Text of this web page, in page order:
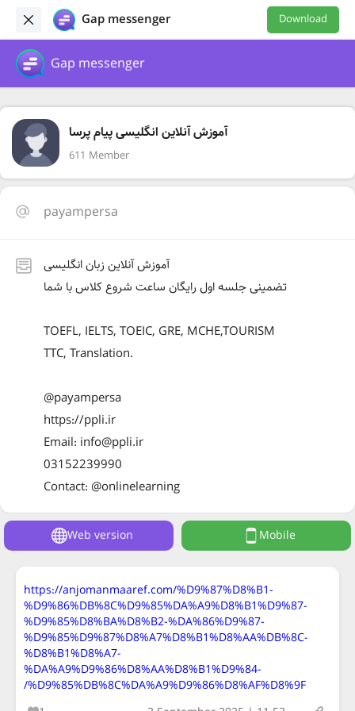
Gap messenger Download
Gap messenger
آموزش آنلاین انگلیسی پیام پرسا
611 Member
payampersa
آموزش آنلاین زبان انگلیسی
تضمینی جلسه اول رایگان ساعت شروع کلاس با شما
TOEFL, IELTS, TOEIC, GRE, MCHE,TOURISM
TTC, Translation.
@payampersa
https://ppli.ir
Email: info@ppli.ir
03152239990
Contact: @onlinelearning
Web version Mobile
https://anjomanmaaref.com/%D9%87%D8%B1-
%D9%86%DB%8C%D9%85%DA%A9%D8%B1%D9%87-
%D9%85%D8%BA%D8%B2-%DA%86%D9%87-
%D9%85%D9%87%D8%A7%D8%B1%D8%AA%DB%8C-
%D8%B1%D8%A7-
%DA%A9%D9%86%D8%AA%D8%B1%D9%84-
%D9%85%DB%8C%DA%A9%D9%86%D8%AF%D8%9F/